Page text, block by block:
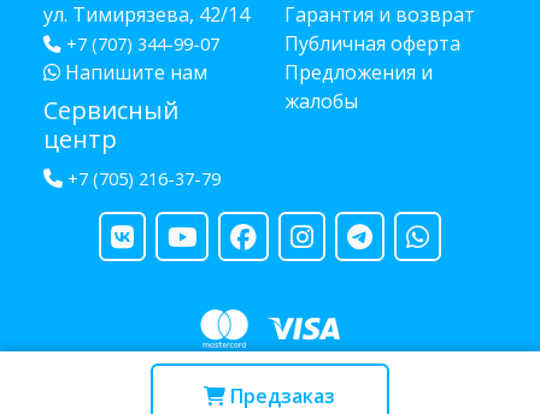
Предзаказ
ул. Тимирязева, 42/14
+7 (707) 344-99-07
Напишите нам
Сервисный
центр
+7 (705) 216-37-79
Гарантия и возврат
Публичная оферта
Предложения и
жалобы
Copyright © 2013 - 2026 RUBA - разработано